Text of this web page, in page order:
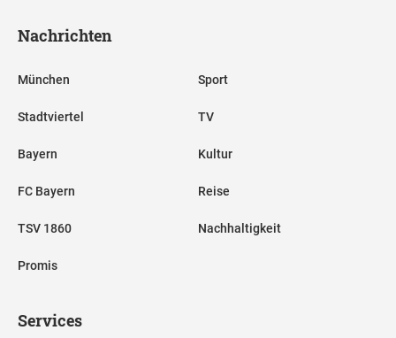
Nachrichten
München
Stadtviertel
Bayern
FC Bayern
TSV 1860
Promis
Sport
TV
Kultur
Reise
Nachhaltigkeit
Services